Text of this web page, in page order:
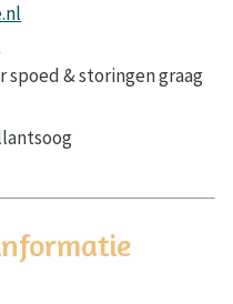
spoed & storingen graag